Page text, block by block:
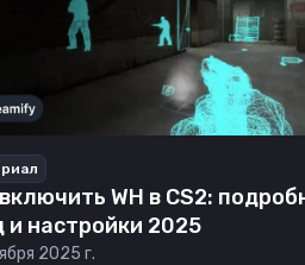
WH в CS2:
и настройки 2025
2025 г.